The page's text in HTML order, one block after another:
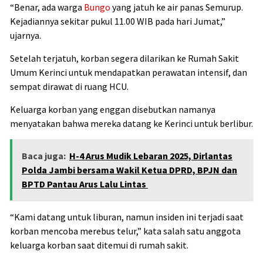
“Benar, ada warga Bungo yang jatuh ke air panas Semurup.
Kejadiannya sekitar pukul 11.00 WIB pada hari Jumat,”
ujarnya.
Setelah terjatuh, korban segera dilarikan ke Rumah Sakit
Umum Kerinci untuk mendapatkan perawatan intensif, dan
sempat dirawat di ruang HCU.
Keluarga korban yang enggan disebutkan namanya
menyatakan bahwa mereka datang ke Kerinci untuk berlibur.
Baca juga: H-4 Arus Mudik Lebaran 2025, Dirlantas
Polda Jambi bersama Wakil Ketua DPRD, BPJN dan
BPTD Pantau Arus Lalu Lintas
“Kami datang untuk liburan, namun insiden ini terjadi saat
korban mencoba merebus telur,” kata salah satu anggota
keluarga korban saat ditemui di rumah sakit.